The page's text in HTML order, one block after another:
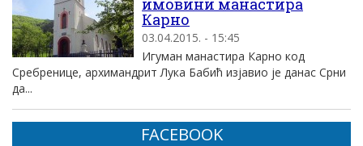
имовини манастира
Карно
03.04.2015. - 15:45
Игуман манастира Карно код
Сребренице, архимандрит Лука Бабић изјавио је данас Срни
да...
FACEBOOK